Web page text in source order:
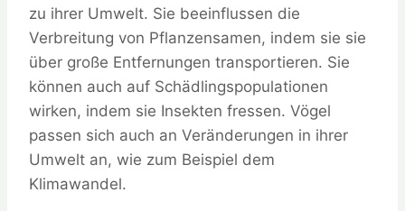
zu ihrer Umwelt. Sie beeinflussen die
Verbreitung von Pflanzensamen, indem sie sie
über große Entfernungen transportieren. Sie
können auch auf Schädlingspopulationen
wirken, indem sie Insekten fressen. Vögel
passen sich auch an Veränderungen in ihrer
Umwelt an, wie zum Beispiel dem
Klimawandel.